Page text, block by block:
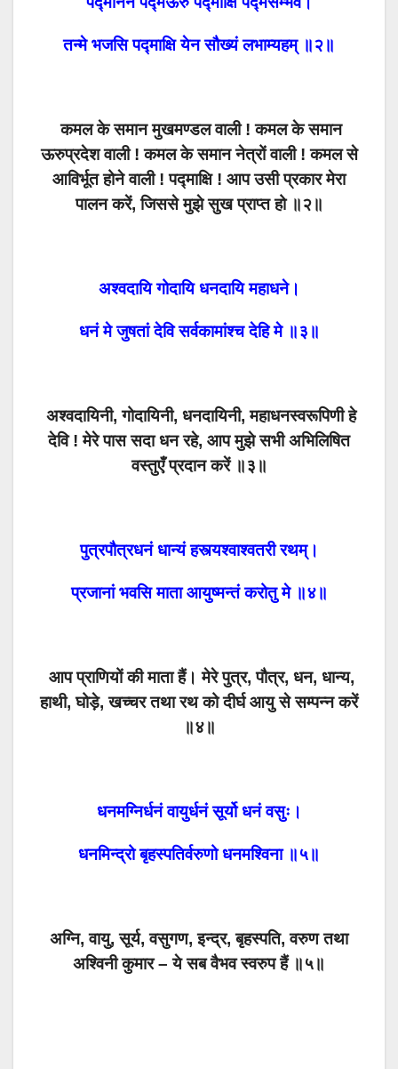
तन्मे भजसि पद्माक्षि येन सौख्यं लभाम्यहम् ॥२॥
कमल के समान मुखमण्डल वाली ! कमल के समान
ऊरुप्रदेश वाली ! कमल के समान नेत्रों वाली ! कमल से
आविर्भूत होने वाली ! पद्माक्षि ! आप उसी प्रकार मेरा
पालन करें, जिससे मुझे सुख प्राप्त हो ॥२॥
अश्वदायि गोदायि धनदायि महाधने।
धनं मे जुषतां देवि सर्वकामांश्च देहि मे ॥३॥
अश्वदायिनी, गोदायिनी, धनदायिनी, महाधनस्वरूपिणी हे
देवि ! मेरे पास सदा धन रहे, आप मुझे सभी अभिलिषित
वस्तुएँ प्रदान करें ॥३॥
पुत्रपौत्रधनं धान्यं हस्त्यश्वाश्वतरी रथम्।
प्रजानां भवसि माता आयुष्मन्तं करोतु मे ॥४॥
आप प्राणियों की माता हैं। मेरे पुत्र, पौत्र, धन, धान्य,
हाथी, घोड़े, खच्चर तथा रथ को दीर्घ आयु से सम्पन्न करें
॥४॥
धनमग्निर्धनं वायुर्धनं सूर्यो धनं वसुः।
धनमिन्द्रो बृहस्पतिर्वरुणो धनमश्विना ॥५॥
अग्नि, वायु, सूर्य, वसुगण, इन्द्र, बृहस्पति, वरुण तथा
अश्विनी कुमार – ये सब वैभव स्वरुप हैं ॥५॥